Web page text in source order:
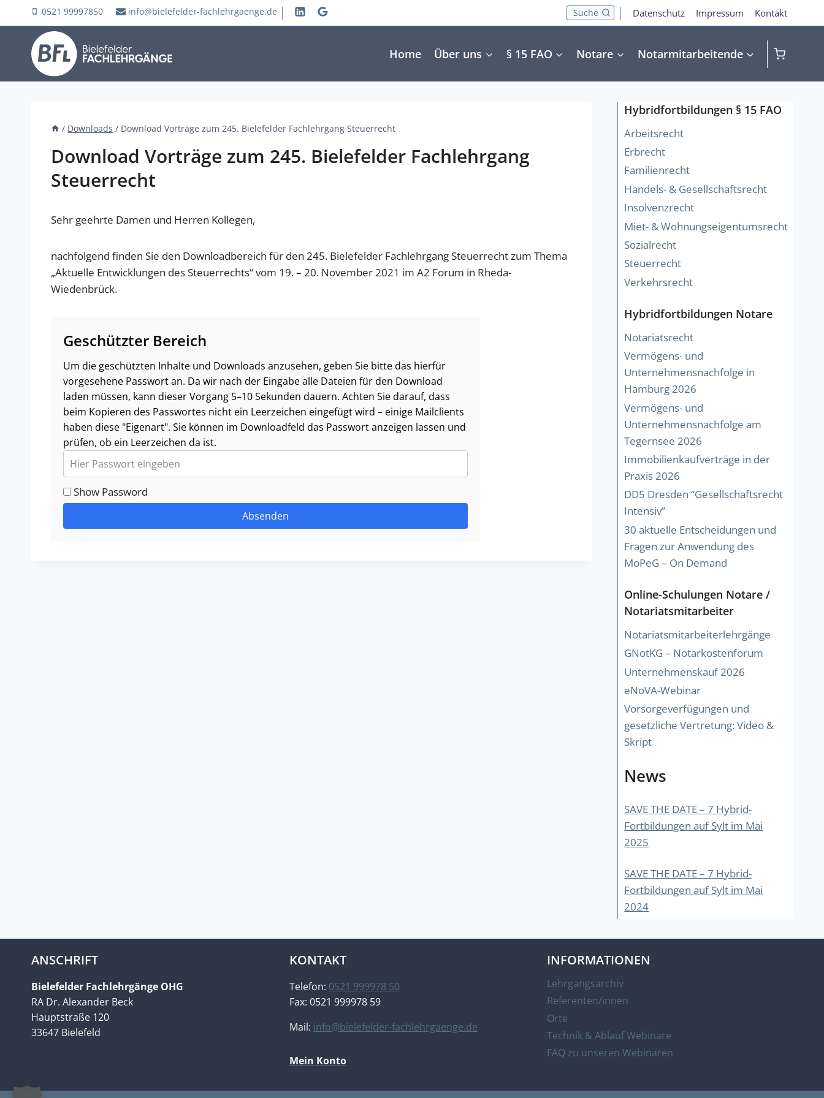
Inhalt
springen
0521 99997850 info@bielefelder-fachlehrgaenge.de Suche Datenschutz Impressum Kontakt
Home Über uns § 15 FAO Notare Notarmitarbeitende
/ Downloads / Download Vorträge zum 245. Bielefelder Fachlehrgang Steuerrecht
Download Vorträge zum 245. Bielefelder Fachlehrgang
Steuerrecht
Sehr geehrte Damen und Herren Kollegen,
nachfolgend finden Sie den Downloadbereich für den 245. Bielefelder Fachlehrgang Steuerrecht zum Thema
„Aktuelle Entwicklungen des Steuerrechts“ vom 19. – 20. November 2021 im A2 Forum in Rheda-
Wiedenbrück.
Geschützter Bereich
Um die geschützten Inhalte und Downloads anzusehen, geben Sie bitte das hierfür
vorgesehene Passwort an. Da wir nach der Eingabe alle Dateien für den Download
laden müssen, kann dieser Vorgang 5–10 Sekunden dauern. Achten Sie darauf, dass
beim Kopieren des Passwortes nicht ein Leerzeichen eingefügt wird – einige Mailclients
haben diese "Eigenart". Sie können im Downloadfeld das Passwort anzeigen lassen und
prüfen, ob ein Leerzeichen da ist.
Show Password
Absenden
Hybridfortbildungen § 15 FAO
Arbeitsrecht
Erbrecht
Familienrecht
Handels- & Gesellschaftsrecht
Insolvenzrecht
Miet- & Wohnungseigentumsrecht
Sozialrecht
Steuerrecht
Verkehrsrecht
Hybridfortbildungen Notare
Notariatsrecht
Vermögens- und
Unternehmensnachfolge in
Hamburg 2026
Vermögens- und
Unternehmensnachfolge am
Tegernsee 2026
Immobilienkaufverträge in der
Praxis 2026
DD5 Dresden “Gesellschaftsrecht
Intensiv”
30 aktuelle Entscheidungen und
Fragen zur Anwendung des
MoPeG – On Demand
Online-Schulungen Notare /
Notariatsmitarbeiter
Notariatsmitarbeiterlehrgänge
GNotKG – Notarkostenforum
Unternehmenskauf 2026
eNoVA-Webinar
Vorsorgeverfügungen und
gesetzliche Vertretung: Video &
Skript
News
SAVE THE DATE – 7 Hybrid-
Fortbildungen auf Sylt im Mai
2025
SAVE THE DATE – 7 Hybrid-
Fortbildungen auf Sylt im Mai
2024
ANSCHRIFT
Bielefelder Fachlehrgänge OHG
RA Dr. Alexander Beck
Hauptstraße 120
33647 Bielefeld
KONTAKT
Telefon: 0521 999978 50
Fax: 0521 999978 59
Mail: info@bielefelder-fachlehrgaenge.de
Mein Konto
INFORMATIONEN
Lehrgangsarchiv
Referenten/innen
Orte
Technik & Ablauf Webinare
FAQ zu unseren Webinaren